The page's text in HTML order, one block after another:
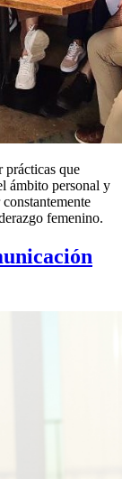
prácticas que
ámbito personal y
femenino.